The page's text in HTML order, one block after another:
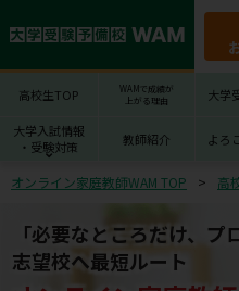
高校生TOP
WAMで成績が
上がる理由
大学
大学入試情報
・受験対策
教師紹介 よろ
オンライン家庭教師WAM TOP 高
「必要なところだけ、プ
志望校へ最短ルート